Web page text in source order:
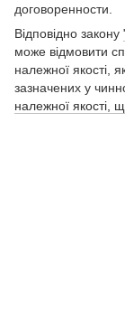
договоренности.
Відповідно закону
може відмовити
належної якості,
зазначених у
належної якості,